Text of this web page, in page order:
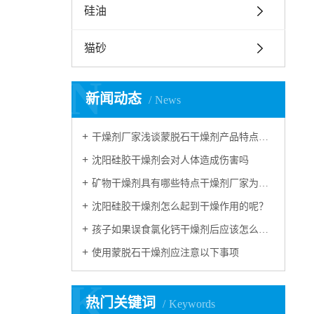
硅油
猫砂
新闻动态 News
N
干燥剂厂家浅谈蒙脱石干燥剂产品特点和应用领域
沈阳硅胶干燥剂会对人体造成伤害吗
矿物干燥剂具有哪些特点干燥剂厂家为您解读
沈阳硅胶干燥剂怎么起到干燥作用的呢？
孩子如果误食氯化钙干燥剂后应该怎么进行急救？
使用蒙脱石干燥剂应注意以下事项
热门关键词 Keywords
K